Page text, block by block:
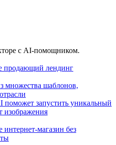
с AI-помощником.
продающий лендинг
множества шаблонов,
поможет запустить уникальный
изображения
интернет-магазин без